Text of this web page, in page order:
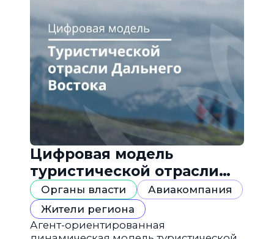
Цифровая модель
туристической отрасли
Дальнего Востока
Органы власти
Авиакомпания
Жители региона
Агент-ориентированная